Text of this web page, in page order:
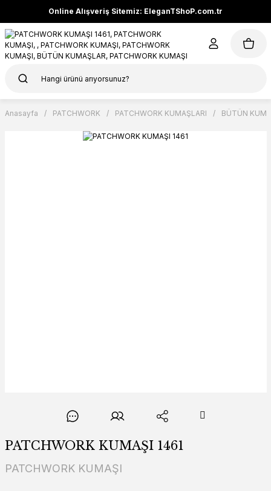
Online Alışveriş Sitemiz: EleganTShoP.com.tr
Anasayfa PATCHWORK PATCHWORK KUMAŞLARI BÜTÜN
PATCHWORK KUMAŞI 1461
PATCHWORK KUMAŞI